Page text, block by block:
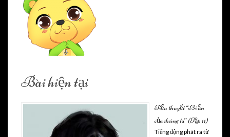
Bài hiện tại
Tiểu thuyết “Bí ẩn
của chúng ta” (Tập 11)
Tiếng động phát ra từ